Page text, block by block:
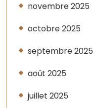
novembre 2025
octobre 2025
septembre 2025
août 2025
juillet 2025